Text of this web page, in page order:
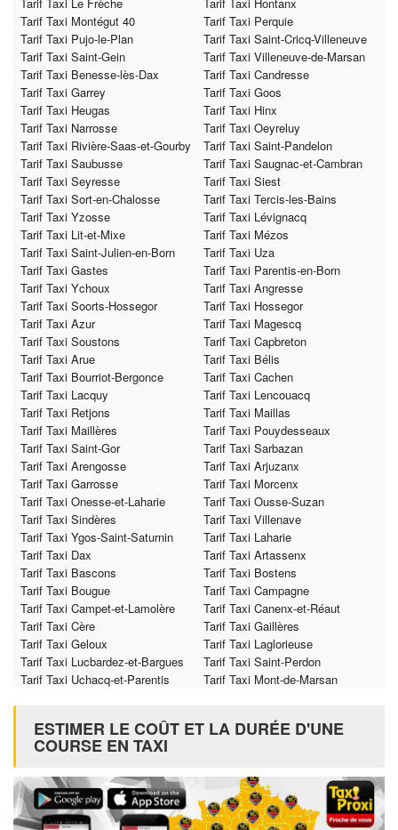
Tarif Taxi Montégut 40
Tarif Taxi Perquie
Tarif Taxi Pujo-le-Plan
Tarif Taxi Saint-Cricq-Villeneuve
Tarif Taxi Saint-Gein
Tarif Taxi Villeneuve-de-Marsan
Tarif Taxi Benesse-lès-Dax
Tarif Taxi Candresse
Tarif Taxi Garrey
Tarif Taxi Goos
Tarif Taxi Heugas
Tarif Taxi Hinx
Tarif Taxi Narrosse
Tarif Taxi Oeyreluy
Tarif Taxi Rivière-Saas-et-Gourby
Tarif Taxi Saint-Pandelon
Tarif Taxi Saubusse
Tarif Taxi Saugnac-et-Cambran
Tarif Taxi Seyresse
Tarif Taxi Siest
Tarif Taxi Sort-en-Chalosse
Tarif Taxi Tercis-les-Bains
Tarif Taxi Yzosse
Tarif Taxi Lévignacq
Tarif Taxi Lit-et-Mixe
Tarif Taxi Mézos
Tarif Taxi Saint-Julien-en-Born
Tarif Taxi Uza
Tarif Taxi Gastes
Tarif Taxi Parentis-en-Born
Tarif Taxi Ychoux
Tarif Taxi Angresse
Tarif Taxi Soorts-Hossegor
Tarif Taxi Hossegor
Tarif Taxi Azur
Tarif Taxi Magescq
Tarif Taxi Soustons
Tarif Taxi Capbreton
Tarif Taxi Arue
Tarif Taxi Bélis
Tarif Taxi Bourriot-Bergonce
Tarif Taxi Cachen
Tarif Taxi Lacquy
Tarif Taxi Lencouacq
Tarif Taxi Retjons
Tarif Taxi Maillas
Tarif Taxi Maillères
Tarif Taxi Pouydesseaux
Tarif Taxi Saint-Gor
Tarif Taxi Sarbazan
Tarif Taxi Arengosse
Tarif Taxi Arjuzanx
Tarif Taxi Garrosse
Tarif Taxi Morcenx
Tarif Taxi Onesse-et-Laharie
Tarif Taxi Ousse-Suzan
Tarif Taxi Sindères
Tarif Taxi Villenave
Tarif Taxi Ygos-Saint-Saturnin
Tarif Taxi Laharie
Tarif Taxi Dax
Tarif Taxi Artassenx
Tarif Taxi Bascons
Tarif Taxi Bostens
Tarif Taxi Bougue
Tarif Taxi Campagne
Tarif Taxi Campet-et-Lamolère
Tarif Taxi Canenx-et-Réaut
Tarif Taxi Cère
Tarif Taxi Gaillères
Tarif Taxi Geloux
Tarif Taxi Laglorieuse
Tarif Taxi Lucbardez-et-Bargues
Tarif Taxi Saint-Perdon
Tarif Taxi Uchacq-et-Parentis
Tarif Taxi Mont-de-Marsan
ESTIMER LE COÛT ET LA DURÉE D'UNE
COURSE EN TAXI